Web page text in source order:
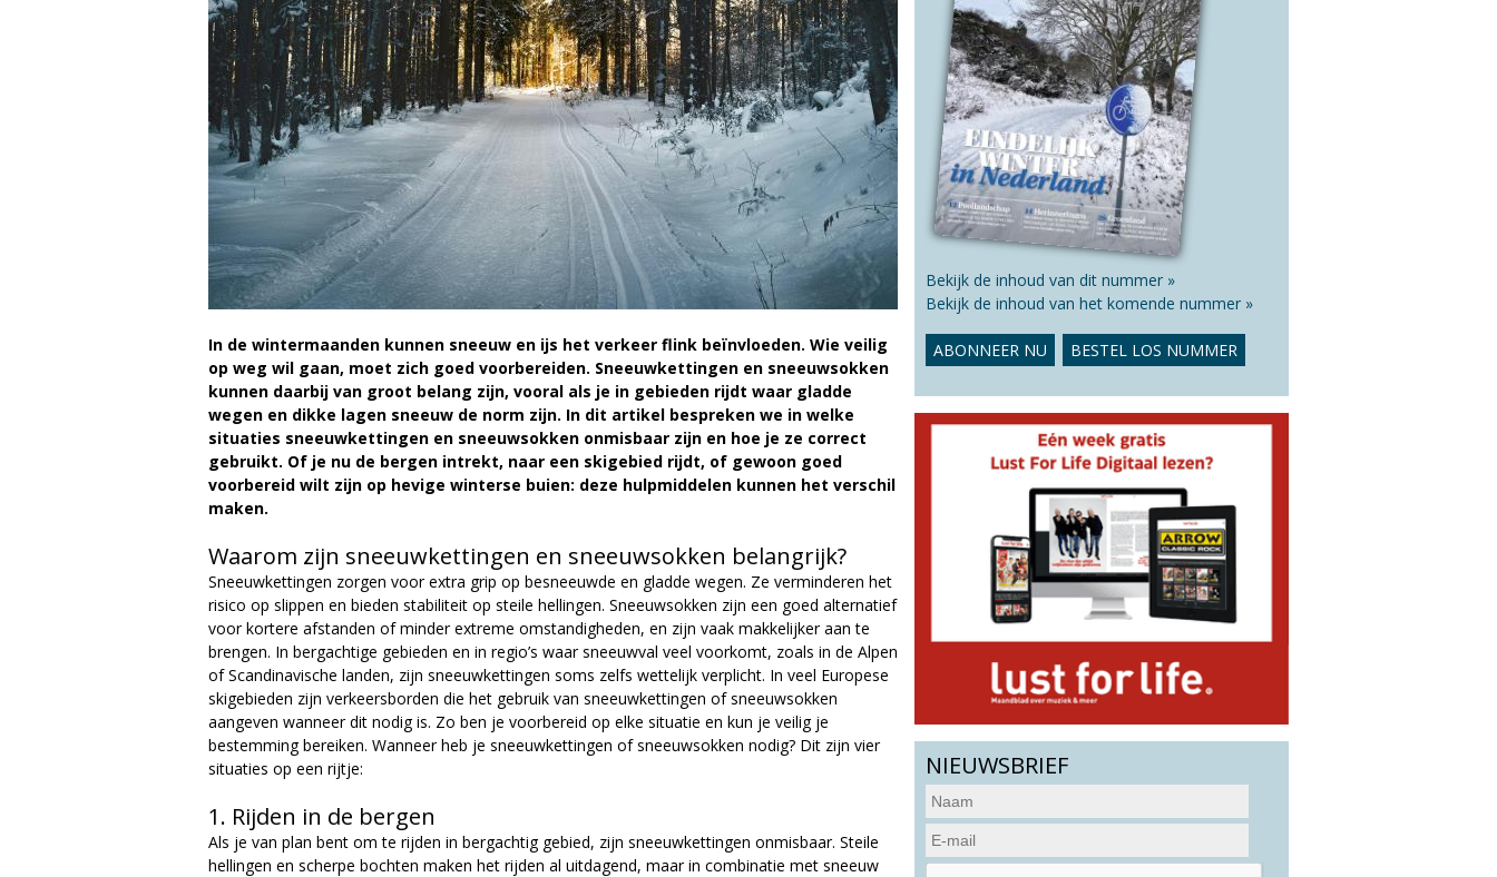
a
g
a
z
i
n
e
In de wintermaanden kunnen sneeuw en ijs het verkeer flink beïnvloeden. Wie veilig
op weg wil gaan, moet zich goed voorbereiden. Sneeuwkettingen en sneeuwsokken
kunnen daarbij van groot belang zijn, vooral als je in gebieden rijdt waar gladde
wegen en dikke lagen sneeuw de norm zijn. In dit artikel bespreken we in welke
situaties sneeuwkettingen en sneeuwsokken onmisbaar zijn en hoe je ze correct
gebruikt. Of je nu de bergen intrekt, naar een skigebied rijdt, of gewoon goed
voorbereid wilt zijn op hevige winterse buien: deze hulpmiddelen kunnen het verschil
maken.
Waarom zijn sneeuwkettingen en sneeuwsokken belangrijk?
Sneeuwkettingen zorgen voor extra grip op besneeuwde en gladde wegen. Ze verminderen het
risico op slippen en bieden stabiliteit op steile hellingen. Sneeuwsokken zijn een goed alternatief
voor kortere afstanden of minder extreme omstandigheden, en zijn vaak makkelijker aan te
brengen. In bergachtige gebieden en in regio’s waar sneeuwval veel voorkomt, zoals in de Alpen
of Scandinavische landen, zijn sneeuwkettingen soms zelfs wettelijk verplicht. In veel Europese
skigebieden zijn verkeersborden die het gebruik van sneeuwkettingen of sneeuwsokken
aangeven wanneer dit nodig is. Zo ben je voorbereid op elke situatie en kun je veilig je
bestemming bereiken. Wanneer heb je sneeuwkettingen of sneeuwsokken nodig? Dit zijn vier
situaties op een rijtje:
1. Rijden in de bergen
Als je van plan bent om te rijden in bergachtig gebied, zijn sneeuwkettingen onmisbaar. Steile
hellingen en scherpe bochten maken het rijden al uitdagend, maar in combinatie met sneeuw
Bekijk de inhoud van dit nummer »
Bekijk de inhoud van het komende nummer »
ABONNEER NU BESTEL LOS NUMMER
NIEUWSBRIEF